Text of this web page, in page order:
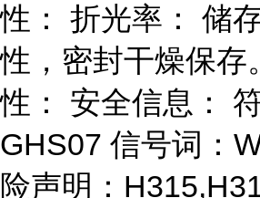
性： 折光率： 储
性，密封干燥保存
性： 安全信息：
GHS07 信号词：
险声明：